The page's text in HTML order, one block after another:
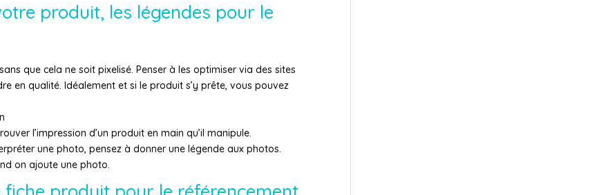
produit, les légendes pour le
sans que cela ne soit pixelisé. Penser à les optimiser via des sites
en qualité. Idéalement et si le produit s’y prête, vous pouvez
l’impression d’un produit en main qu’il manipule.
une photo, pensez à donner une légende aux photos.
on ajoute une photo.